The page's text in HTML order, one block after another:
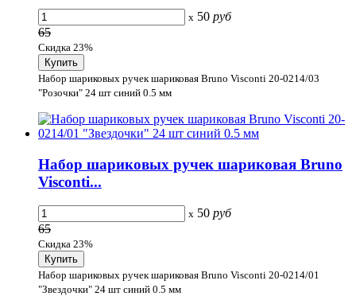
x 50 руб
65
Скидка 23%
Набор шариковых ручек шариковая Bruno Visconti 20-0214/03
"Розочки" 24 шт синий 0.5 мм
Набор шариковых ручек шариковая Bruno
Visconti...
x 50 руб
65
Скидка 23%
Набор шариковых ручек шариковая Bruno Visconti 20-0214/01
"Звездочки" 24 шт синий 0.5 мм